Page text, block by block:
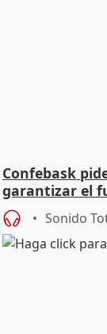
Confebask
garantizar el
Sonido